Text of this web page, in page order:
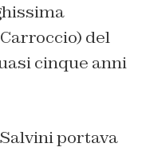
del
cinque anni
portava